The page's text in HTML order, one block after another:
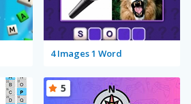
4 Images 1 Word
5